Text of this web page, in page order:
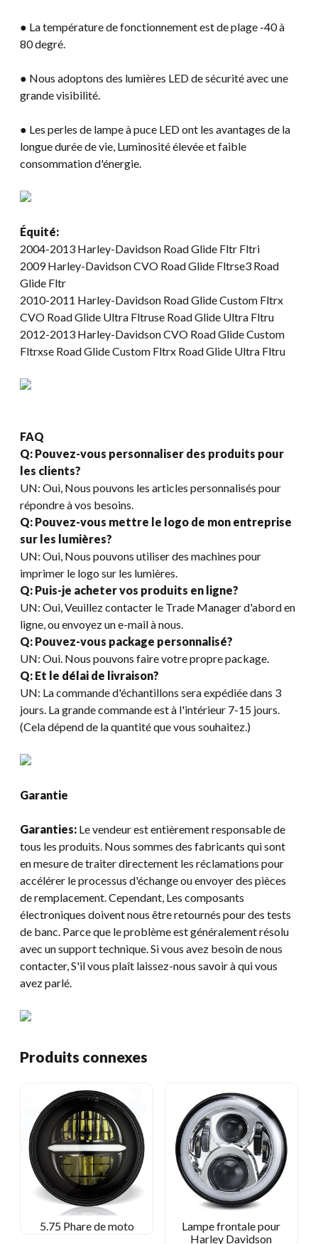
● La température de fonctionnement est de plage -40 à
80 degré.
● Nous adoptons des lumières LED de sécurité avec une
grande visibilité.
● Les perles de lampe à puce LED ont les avantages de la
longue durée de vie, Luminosité élevée et faible
consommation d'énergie.
Équité:
2004-2013 Harley-Davidson Road Glide Fltr Fltri
2009 Harley-Davidson CVO Road Glide Fltrse3 Road
Glide Fltr
2010-2011 Harley-Davidson Road Glide Custom Fltrx
CVO Road Glide Ultra Fltruse Road Glide Ultra Fltru
2012-2013 Harley-Davidson CVO Road Glide Custom
Fltrxse Road Glide Custom Fltrx Road Glide Ultra Fltru
FAQ
Q: Pouvez-vous personnaliser des produits pour
les clients?
UN: Oui, Nous pouvons les articles personnalisés pour
répondre à vos besoins.
Q: Pouvez-vous mettre le logo de mon entreprise
sur les lumières?
UN: Oui, Nous pouvons utiliser des machines pour
imprimer le logo sur les lumières.
Q: Puis-je acheter vos produits en ligne?
UN: Oui, Veuillez contacter le Trade Manager d'abord en
ligne, ou envoyez un e-mail à nous.
Q: Pouvez-vous package personnalisé?
UN: Oui. Nous pouvons faire votre propre package.
Q: Et le délai de livraison?
UN: La commande d'échantillons sera expédiée dans 3
jours. La grande commande est à l'intérieur 7-15 jours.
(Cela dépend de la quantité que vous souhaitez.)
Garantie
Garanties: Le vendeur est entièrement responsable de
tous les produits. Nous sommes des fabricants qui sont
en mesure de traiter directement les réclamations pour
accélérer le processus d'échange ou envoyer des pièces
de remplacement. Cependant, Les composants
électroniques doivent nous être retournés pour des tests
de banc. Parce que le problème est généralement résolu
avec un support technique. Si vous avez besoin de nous
contacter, S'il vous plaît laissez-nous savoir à qui vous
avez parlé.
Produits connexes
5.75 Phare de moto
Lampe frontale pour
Harley Davidson